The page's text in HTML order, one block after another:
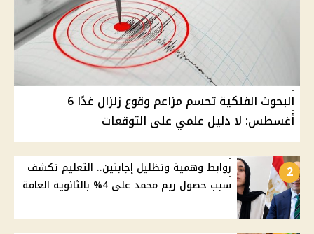
البحوث الفلكية تحسم مزاعم وقوع زلزال غدًا 6
أغسطس: لا دليل علمي على التوقعات
2
روابط وهمية وتظليل إجابتين.. التعليم تكشف
سبب حصول ريم محمد على 4% بالثانوية العامة